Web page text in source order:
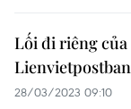
Lối đi riêng
28/03/2023 09:10